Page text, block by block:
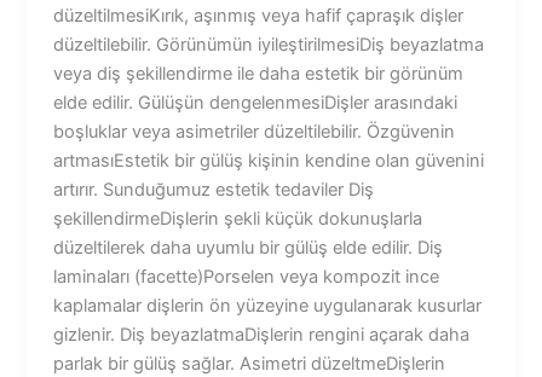
düzeltilmesiKırık, aşınmış veya hafif çapraşık dişler
düzeltilebilir. Görünümün iyileştirilmesiDiş beyazlatma
veya diş şekillendirme ile daha estetik bir görünüm
elde edilir. Gülüşün dengelenmesiDişler arasındaki
boşluklar veya asimetriler düzeltilebilir. Özgüvenin
artmasıEstetik bir gülüş kişinin kendine olan güvenini
artırır. Sunduğumuz estetik tedaviler Diş
şekillendirmeDişlerin şekli küçük dokunuşlarla
düzeltilerek daha uyumlu bir gülüş elde edilir. Diş
laminaları (facette)Porselen veya kompozit ince
kaplamalar dişlerin ön yüzeyine uygulanarak kusurlar
gizlenir. Diş beyazlatmaDişlerin rengini açarak daha
parlak bir gülüş sağlar. Asimetri düzeltmeDişlerin